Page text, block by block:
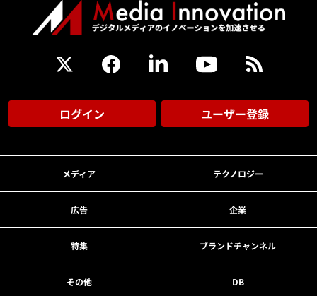
ログイン ユーザー登録
メディア テクノロジー
広告 企業
特集 ブランドチャンネル
その他 DB